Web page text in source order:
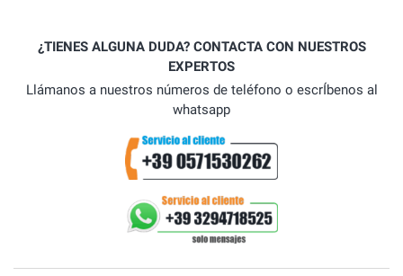
¿TIENES ALGUNA DUDA? CONTACTA CON NUESTROS
EXPERTOS
Llámanos a nuestros números de teléfono o escrÍbenos al
whatsapp